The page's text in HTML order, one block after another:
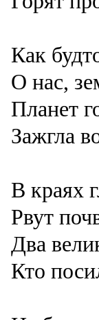
Как
О нас,
Планет
Зажгла
В краях
Рвут
Два
Кто